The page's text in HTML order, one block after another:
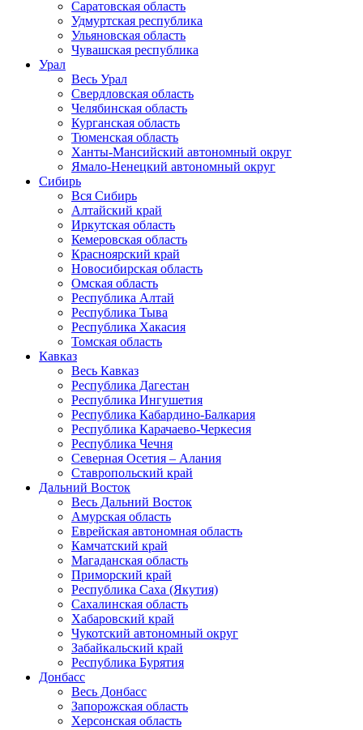
Саратовская область
Удмуртская республика
Ульяновская область
Чувашская республика
Урал
Весь Урал
Свердловская область
Челябинская область
Курганская область
Тюменская область
Ханты-Мансийский автономный округ
Ямало-Ненецкий автономный округ
Сибирь
Вся Сибирь
Алтайский край
Иркутская область
Кемеровская область
Красноярский край
Новосибирская область
Омская область
Республика Алтай
Республика Тыва
Республика Хакасия
Томская область
Кавказ
Весь Кавказ
Республика Дагестан
Республика Ингушетия
Республика Кабардино-Балкария
Республика Карачаево-Черкесия
Республика Чечня
Северная Осетия – Алания
Ставропольский край
Дальний Восток
Весь Дальний Восток
Амурская область
Еврейская автономная область
Камчатский край
Магаданская область
Приморский край
Республика Саха (Якутия)
Сахалинская область
Хабаровский край
Чукотский автономный округ
Забайкальский край
Республика Бурятия
Донбасс
Весь Донбасс
Запорожская область
Херсонская область